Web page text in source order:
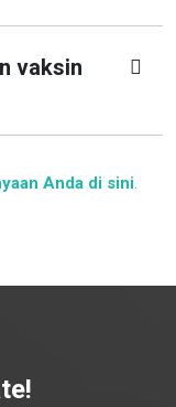
vaksin
Anda di sini.